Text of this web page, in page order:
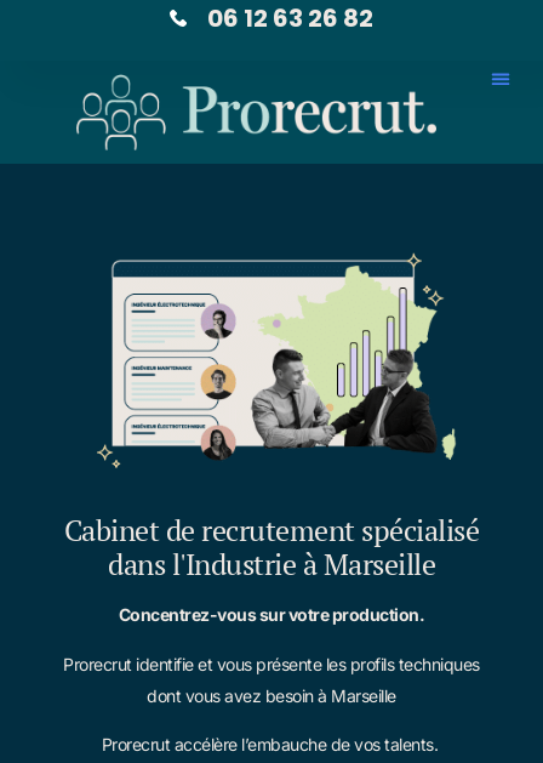
06 12 63 26 82
Cabinet de recrutement spécialisé
dans l'Industrie à Marseille
Concentrez-vous sur votre production.
Prorecrut identifie et vous présente les profils techniques
dont vous avez besoin à Marseille
Prorecrut accélère l’embauche de vos talents.